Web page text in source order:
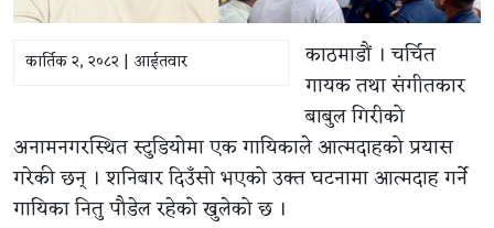
कार्तिक २, २०८२ | आईतवार
काठमाडौं । चर्चित
गायक तथा संगीतकार
बाबुल गिरीको
अनामनगरस्थित स्टुडियोमा एक गायिकाले आत्मदाहको प्रयास
गरेकी छन् । शनिबार दिउँसो भएको उक्त घटनामा आत्मदाह गर्ने
गायिका नितु पौडेल रहेको खुलेको छ ।